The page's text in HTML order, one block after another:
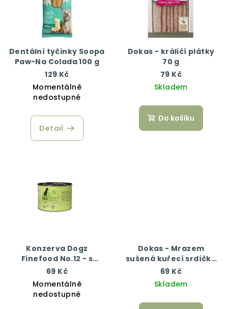
Dentální tyčinky Soopa
Paw-Na Colada 100 g
129 Kč
Momentálně
nedostupné
Detail
Dokas - králičí plátky
70 g
79 Kč
Skladem
Do košíku
Konzerva Dogz
Finefood No.12 - s
kuřecím a bažantím
masem 200 g
69 Kč
Momentálně
nedostupné
Dokas - Mrazem
sušená kuřecí srdíčka
22 g
69 Kč
Skladem